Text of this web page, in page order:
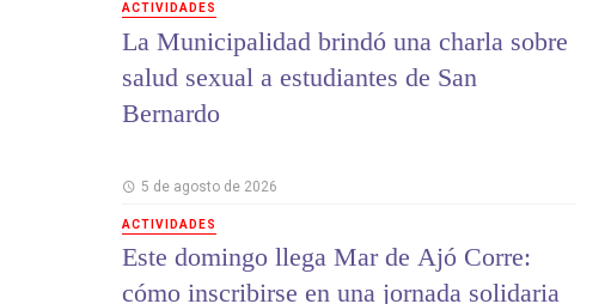
ACTIVIDADES
La Municipalidad brindó una charla sobre
salud sexual a estudiantes de San
Bernardo
5 de agosto de 2026
ACTIVIDADES
Este domingo llega Mar de Ajó Corre:
cómo inscribirse en una jornada solidaria